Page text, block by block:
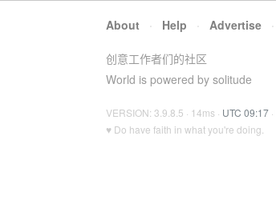
About · Help · Advertise ·
创意工作者们的社区
World is powered by solitude
VERSION: 3.9.8.5 · 14ms · UTC 09:17 ·
♥ Do have faith in what you're doing.